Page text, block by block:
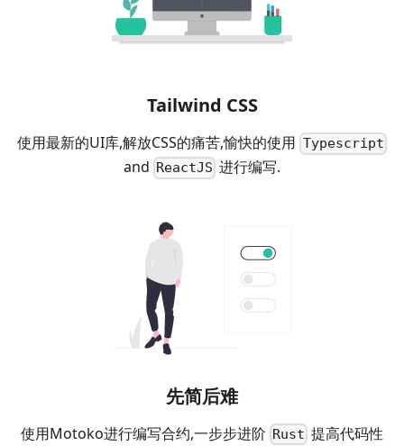
Tailwind CSS
使用最新的UI库,解放CSS的痛苦,愉快的使用 Typescript
and ReactJS 进行编写.
先简后难
使用Motoko进行编写合约,一步步进阶 Rust 提高代码性